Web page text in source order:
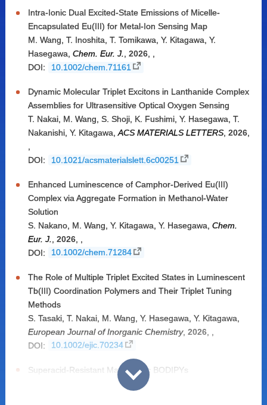
Intra-Ionic Dual Excited-State Emissions of Micelle-
Encapsulated Eu(III) for Metal-Ion Sensing Map
M. Wang, T. Inoshita, T. Tomikawa, Y. Kitagawa, Y.
Hasegawa, Chem. Eur. J., 2026, ,
DOI:
10.1002/chem.71161
Dynamic Molecular Triplet Excitons in Lanthanide Complex
Assemblies for Ultrasensitive Optical Oxygen Sensing
T. Nakai, M. Wang, S. Shoji, K. Fushimi, Y. Hasegawa, T.
Nakanishi, Y. Kitagawa, ACS MATERIALS LETTERS, 2026,
,
DOI:
10.1021/acsmaterialslett.6c00251
Enhanced Luminescence of Camphor-Derived Eu(III)
Complex via Aggregate Formation in Methanol-Water
Solution
S. Nakano, M. Wang, Y. Kitagawa, Y. Hasegawa, Chem.
Eur. J., 2026, ,
DOI:
10.1002/chem.71284
The Role of Multiple Triplet Excited States in Luminescent
Tb(III) Coordination Polymers and Their Triplet Tuning
Methods
S. Tasaki, T. Nakai, M. Wang, Y. Hasegawa, Y. Kitagawa,
European Journal of Inorganic Chemistry, 2026, ,
DOI:
10.1002/ejic.70234
Superacid-Resistant Macrocyclic BODIPYs
,Y. Terauchi